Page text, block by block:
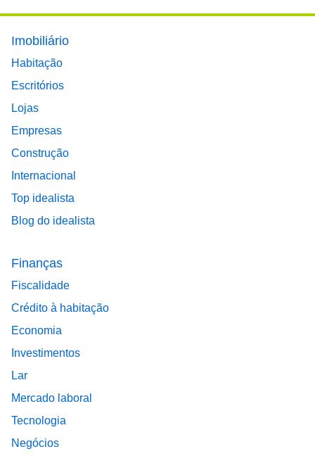
Footer main menu
Imobiliário
Habitação
Escritórios
Lojas
Empresas
Construção
Internacional
Top idealista
Blog do idealista
Finanças
Fiscalidade
Crédito à habitação
Economia
Investimentos
Lar
Mercado laboral
Tecnologia
Negócios